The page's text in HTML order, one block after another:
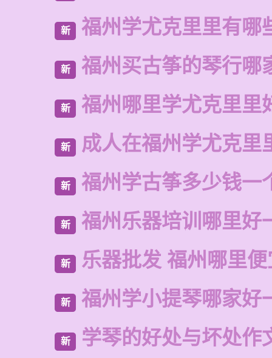
新 福州学尤克里里有哪
新 福州买古筝的琴行哪
新 福州哪里学尤克里里
新 成人在福州学尤克里
新 福州学古筝多少钱一
新 福州乐器培训哪里好
新 乐器批发 福州哪里
新 福州学小提琴哪家好
新 学琴的好处与坏处作